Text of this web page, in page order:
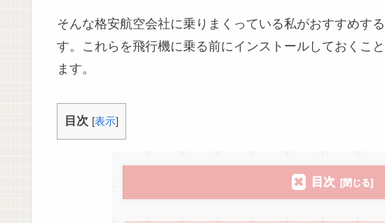
そんな格安航空会社に乗りまくっている私がおすすめす
す。これらを飛行機に乗る前にインストールしておくこ
ます。
目次 [表示]
目次